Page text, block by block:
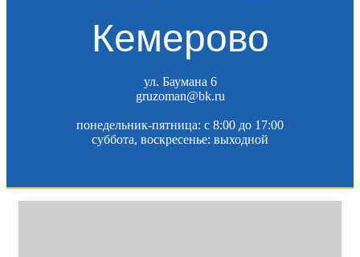
Кемерово
ул. Баумана 6
gruzoman@bk.ru
понедельник-пятница: c 8:00 до 17:00
суббота, воскресенье: выходной